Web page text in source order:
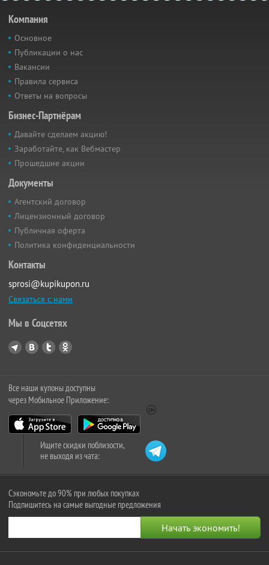
Компания
Основное
Публикации о нас
Вакансии
Правила сервиса
Ответы на вопросы
Бизнес-Партнёрам
Давайте сделаем акцию!
Заработайте, как Вебмастер
Прошедшие акции
Документы
Агентский договор
Лицензионный договор
Публичная оферта
Политика конфиденциальности
Контакты
sprosi@kupikupon.ru
Связаться с нами
Мы в Соцсетях
Все наши купоны доступны
через Мобильное Приложение:
Ищите скидки поблизости,
не выходя из чата:
Сэкономьте до 90% при любых покупках
Подпишитесь на самые выгодные предложения